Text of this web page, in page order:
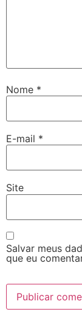
Nome *
E-mail *
Site
Salvar meus
que eu